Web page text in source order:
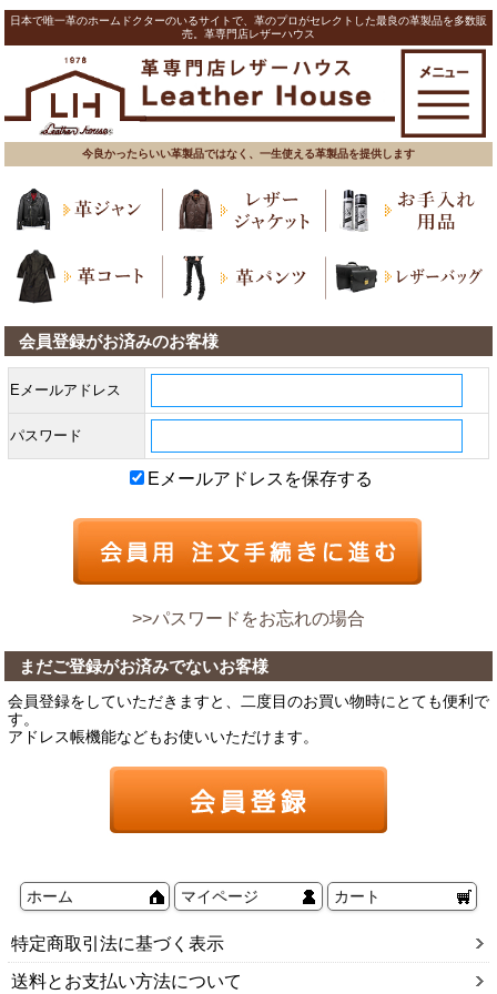
日本で唯一革のホームドクターのいるサイトで、革のプロがセレクトした最良の革製品を多数販
売。革専門店レザーハウス
今良かったらいい革製品ではなく、一生使える革製品を提供します
会員登録がお済みのお客様
Eメールアドレス
パスワード
Eメールアドレスを保存する
>>パスワードをお忘れの場合
まだご登録がお済みでないお客様
会員登録をしていただきますと、二度目のお買い物時にとても便利で
す。
アドレス帳機能などもお使いいただけます。
ホーム マイページ カート
特定商取引法に基づく表示
送料とお支払い方法について